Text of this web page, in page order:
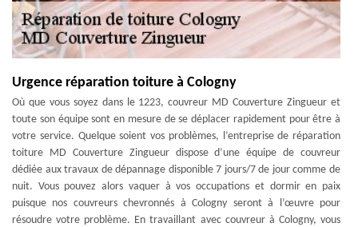
Urgence réparation toiture à Cologny
Où que vous soyez dans le 1223, couvreur MD Couverture Zingueur et
toute son équipe sont en mesure de se déplacer rapidement pour être à
votre service. Quelque soient vos problèmes, l’entreprise de réparation
toiture MD Couverture Zingueur dispose d’une équipe de couvreur
dédiée aux travaux de dépannage disponible 7 jours/7 de jour comme de
nuit. Vous pouvez alors vaquer à vos occupations et dormir en paix
puisque nos couvreurs chevronnés à Cologny seront à l’œuvre pour
résoudre votre problème. En travaillant avec couvreur à Cologny, vous